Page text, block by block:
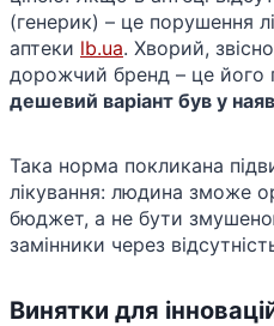
(генерик) – це порушення
аптеки ​ lb.ua. Хворий,
дорожчий бренд – це його
дешевий варіант був у
Така норма покликана
лікування: людина зможе
бюджет, а не бути
замінники через
Винятки для